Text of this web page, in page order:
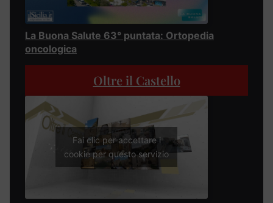
La Buona Salute 63° puntata: Ortopedia
oncologica
Oltre il Castello
Fai clic per accettare i
cookie per questo servizio